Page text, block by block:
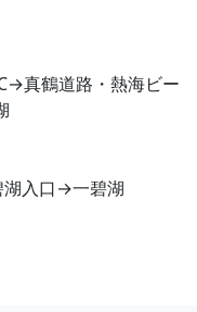
真鶴道路・熱海ビー
入口→一碧湖